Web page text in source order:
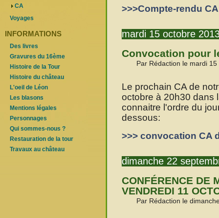
>>>Compte-rendu
mardi 15 octobre
Convocation pour
Par Rédaction le mardi
Le prochain CA de
octobre à 20h30 dans
connaitre l'ordre du
dessous:
>>> convocation CA
dimanche 22
CONFÉRENCE DE
VENDREDI 11
Par Rédaction le
CA
Voyages
INFORMATIONS
Des livres
Gravures du 16ème
Histoire de la Tour
Histoire du château
L'oeil de Léon
Les blasons
Mentions légales
Personnages
Qui sommes-nous ?
Restauration de la tour
Travaux au château